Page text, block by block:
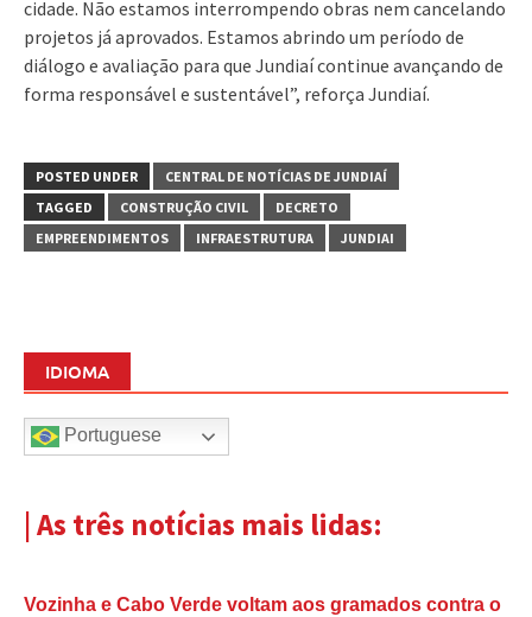
cidade. Não estamos interrompendo obras nem cancelando
projetos já aprovados. Estamos abrindo um período de
diálogo e avaliação para que Jundiaí continue avançando de
forma responsável e sustentável”, reforça Jundiaí.
POSTED UNDER
CENTRAL DE NOTÍCIAS DE JUNDIAÍ
TAGGED
CONSTRUÇÃO CIVIL
DECRETO
EMPREENDIMENTOS
INFRAESTRUTURA JUNDIAI
IDIOMA
Portuguese
| As três notícias mais lidas:
Vozinha e Cabo Verde voltam aos gramados contra o